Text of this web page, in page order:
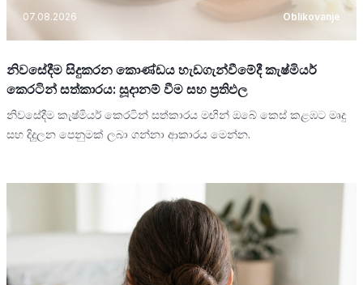
07.08.2026 Oblikovanje
නිවසේදීම සිදුකරන කොණ්ඩය හැඩගැන්වීමේදී කැෂ්මියර්
කෙරටින් සත්කාරය: සූදානම් වීම සහ ප්‍රතිඵල
නිවසේදීම කැෂ්මියර් කෙරටින් සත්කාරය මඟින් ඔබේ කෙස් කළඹට මෘදු
සහ දිදුලන පෙනුමක් ලබා ගන්නා ආකාරය මෙන්න.